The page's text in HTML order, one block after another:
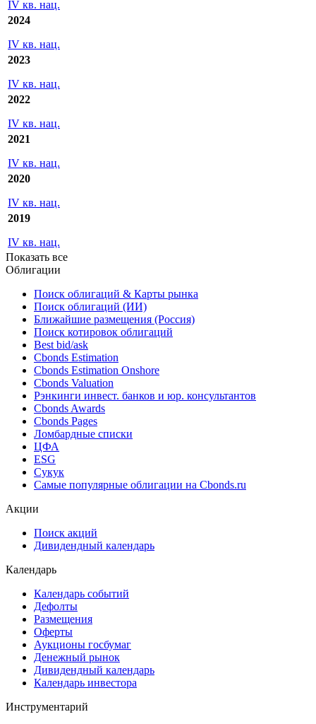
IV кв. нац.
2024
IV кв. нац.
2023
IV кв. нац.
2022
IV кв. нац.
2021
IV кв. нац.
2020
IV кв. нац.
2019
IV кв. нац.
Показать все
Облигации
Поиск облигаций & Карты рынка
Поиск облигаций (ИИ)
Ближайшие размещения (Россия)
Поиск котировок облигаций
Best bid/ask
Cbonds Estimation
Cbonds Estimation Onshore
Cbonds Valuation
Рэнкинги инвест. банков и юр. консультантов
Cbonds Awards
Cbonds Pages
Ломбардные списки
ЦФА
ESG
Сукук
Самые популярные облигации на Cbonds.ru
Акции
Поиск акций
Дивидендный календарь
Календарь
Календарь событий
Дефолты
Размещения
Оферты
Аукционы госбумаг
Денежный рынок
Дивидендный календарь
Календарь инвестора
Инструментарий